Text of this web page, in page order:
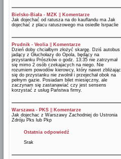
Bielsko-Biała - MZK
Komentarze
Jak dojechać od ratusza na do kauflandu ma Jak
dojechać z placu ratuszowego ma osiedle lsrpaclie
Prudnik - Veolia
Komentarze
Dzień doby chciałbym złożyć skargę. Dziś autobus
jadący z Głuchołazy do Opola, będący na
przystanku Prószków o godz. 13:35 nie zatrzymał
się mimo 2 osób czekajacych na niego. Nie
rozumiem powodów kierowcy, który nawet zbliżając
się do przystanku nie zwolnił i przejechał obok na
pełnym gazie. Posiadam bilet miesięczny, ale
zaczynam się zastanawiać czy jest sensens
korzystać z usług Państwa firmy.
Warszawa - PKS
Komentarze
Jak dojechac z Warszawy Zachodniej do Ustronia
Zdróju Pks lub Pkp
Ostatnia odpowiedź
Srak